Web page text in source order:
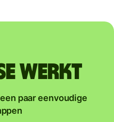
werkt
paar eenvoudige